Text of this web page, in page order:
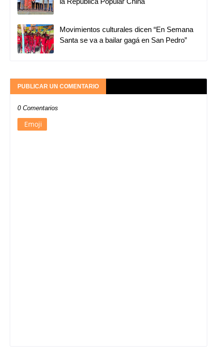
Movimientos culturales dicen “En Semana
Santa se va a bailar gagá en San Pedro”
PUBLICAR UN COMENTARIO
0 Comentarios
Emoji